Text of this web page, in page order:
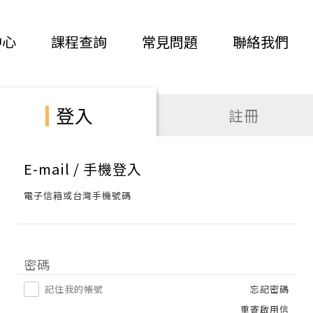
課程查詢 常見問題 聯絡我們
登入 註冊
E-mail / 手機登入
電子信箱或台灣手機號碼
密碼
記住我的帳號
忘記密碼
重寄啟用信